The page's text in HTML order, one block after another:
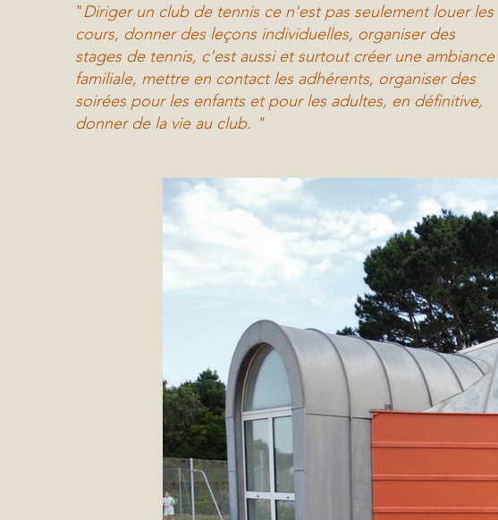
"Diriger un club de tennis ce n'est pas seulement louer les
cours, donner des leçons individuelles, organiser des
stages de tennis, c'est aussi et surtout créer une ambiance
familiale, mettre en contact les adhérents, organiser des
soirées pour les enfants et pour les adultes, en définitive,
donner de la vie au club. "